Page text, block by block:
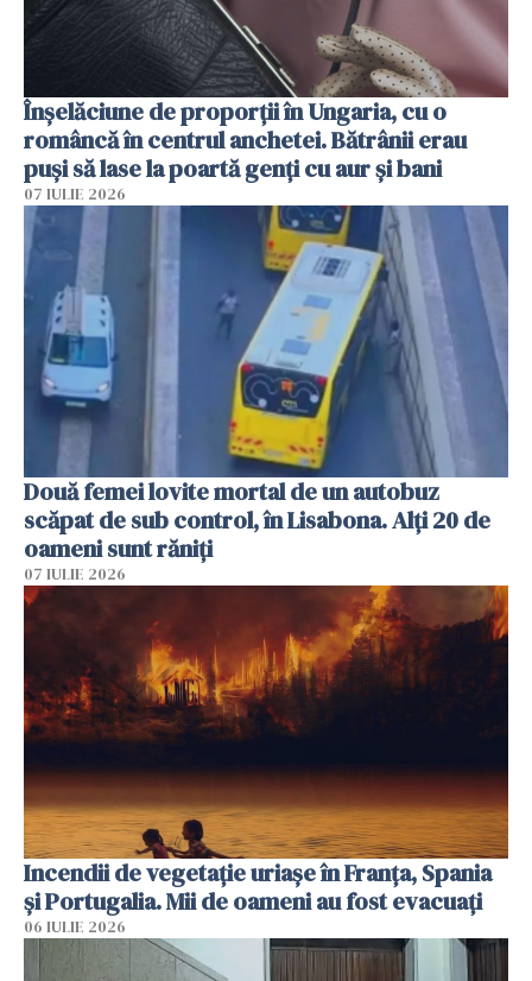
Înșelăciune de proporții în Ungaria, cu o
româncă în centrul anchetei. Bătrânii erau
puși să lase la poartă genți cu aur și bani
07 IULIE 2026
Două femei lovite mortal de un autobuz
scăpat de sub control, în Lisabona. Alți 20 de
oameni sunt răniți
07 IULIE 2026
Incendii de vegetație uriașe în Franța, Spania
și Portugalia. Mii de oameni au fost evacuați
06 IULIE 2026